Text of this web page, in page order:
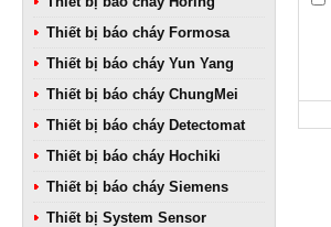
Thiết bị báo cháy Formosa
Thiết bị báo cháy Yun Yang
Thiết bị báo cháy ChungMei
Thiết bị báo cháy Detectomat
Thiết bị báo cháy Hochiki
Thiết bị báo cháy Siemens
Thiết bị System Sensor